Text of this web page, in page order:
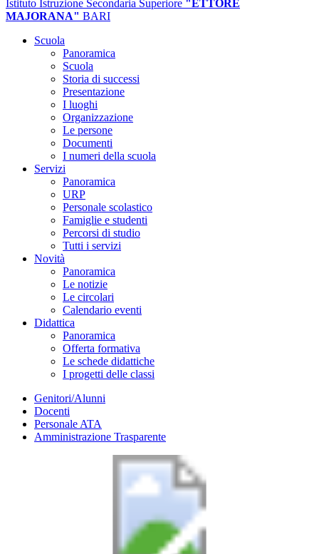
Istituto Istruzione Secondaria Superiore "ETTORE
MAJORANA" BARI
Scuola
Panoramica
Scuola
Storia di successi
Presentazione
I luoghi
Organizzazione
Le persone
Documenti
I numeri della scuola
Servizi
Panoramica
URP
Personale scolastico
Famiglie e studenti
Percorsi di studio
Tutti i servizi
Novità
Panoramica
Le notizie
Le circolari
Calendario eventi
Didattica
Panoramica
Offerta formativa
Le schede didattiche
I progetti delle classi
Genitori/Alunni
Docenti
Personale ATA
Amministrazione Trasparente